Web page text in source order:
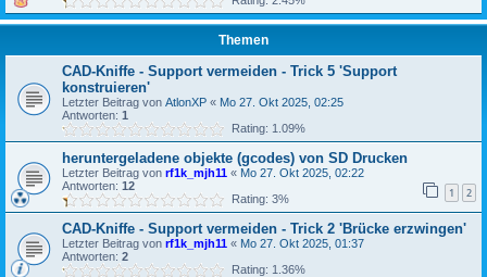
Themen
CAD-Kniffe - Support vermeiden - Trick 5 'Support
konstruieren'
Letzter Beitrag von AtlonXP « Mo 27. Okt 2025, 02:25
Antworten: 1
Rating: 1.09%
heruntergeladene objekte (gcodes) von SD Drucken
Letzter Beitrag von rf1k_mjh11 « Mo 27. Okt 2025, 02:22
Antworten: 12 1 2
Rating: 3%
CAD-Kniffe - Support vermeiden - Trick 2 'Brücke erzwingen'
Letzter Beitrag von rf1k_mjh11 « Mo 27. Okt 2025, 01:37
Antworten: 2
Rating: 1.36%